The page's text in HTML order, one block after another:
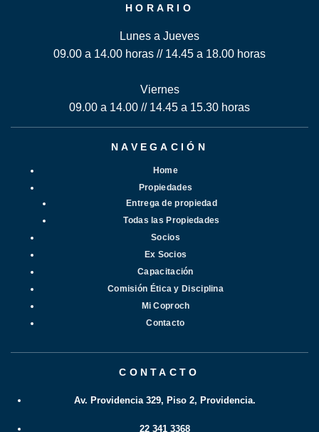
HORARIO
Lunes a Jueves
09.00 a 14.00 horas // 14.45 a 18.00 horas
Viernes
09.00 a 14.00 // 14.45 a 15.30 horas
NAVEGACIÓN
Home
Propiedades
Entrega de propiedad
Todas las Propiedades
Socios
Ex Socios
Capacitación
Comisión Ética y Disciplina
Mi Coproch
Contacto
CONTACTO
Av. Providencia 329, Piso 2, Providencia.
22 341 3368